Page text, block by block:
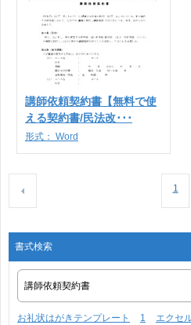
講師依頼契約書【無料で使
える契約書/民法改･･･
形式： Word
1
書式検索
お礼状はがきテンプレート 1 エクセ